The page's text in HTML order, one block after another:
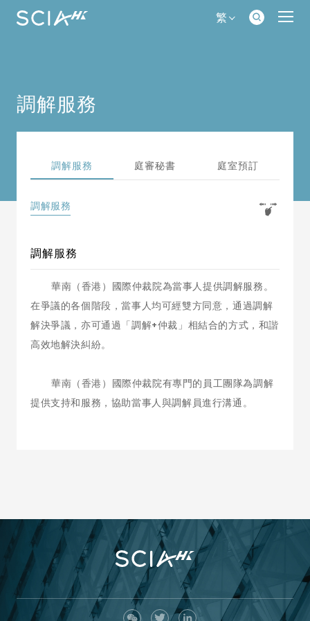
繁
調解服務
調解服務 庭審秘書 庭室預訂
調解服務
調解服務
華南（香港）國際仲裁院為當事人提供調解服務。
在爭議的各個階段，當事人均可經雙方同意，通過調解
解決爭議，亦可通過「調解+仲裁」相結合的方式，和諧
高效地解決糾紛。
華南（香港）國際仲裁院有專門的員工團隊為調解
提供支持和服務，協助當事人與調解員進行溝通。